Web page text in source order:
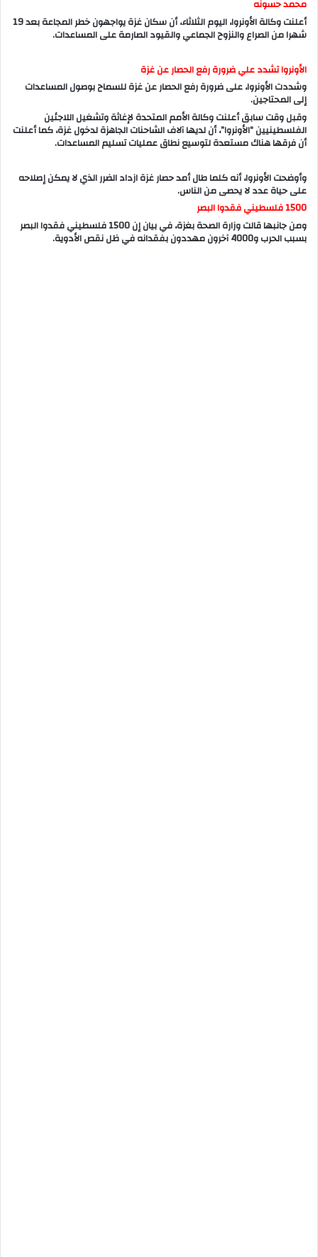
محمد حسونه
أعلنت وكالة الأونروا، اليوم الثلاثاء، أن سكان غزة يواجهون خطر المجاعة بعد 19
شهرا من الصراع والنزوح الجماعي والقيود الصارمة على المساعدات.
الأونروا تشدد علي ضرورة رفع الحصار عن غزة
وشددت الأونروا، على ضرورة رفع الحصار عن غزة للسماح بوصول المساعدات
إلى المحتاجين.
وقبل وقت سابق أعلنت وكالة الأمم المتحدة لإغاثة وتشغيل اللاجئين
الفلسطينيين “الأونروا”، أن لديها آلاف الشاحنات الجاهزة لدخول غزة، كما أعلنت
أن فرقها هناك مستعدة لتوسيع نطاق عمليات تسليم المساعدات.
وأوضحت الأونروا، أنه كلما طال أمد حصار غزة ازداد الضرر الذي لا يمكن إصلاحه
على حياة عدد لا يحصى من الناس.
1500 فلسطيني فقدوا البصر
ومن جانبها قالت وزارة الصحة بغزة، في بيان إن 1500 فلسطيني فقدوا البصر
بسبب الحرب و4000 آخرون مهددون بفقدانه في ظل نقص الأدوية.